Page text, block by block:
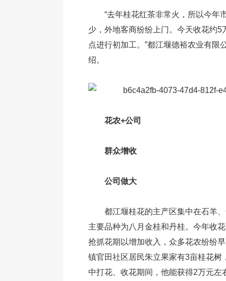
“去年桂花红茶非常火，所以今年
少，外地客商纷纷上门。今天收花约5
点进行初加工。”都江堰德裕农业有限
绍。
花农+公司
群众增收
公司做大
都江堰桂花的主产区集中在石羊
主要品种为八月金桂和丹桂。今年收
抢抓花期以增加收入，众多花农纷纷
镇官田社区居民朱立果家有3亩桂花树
中打花、收花期间，他能获得2万元左